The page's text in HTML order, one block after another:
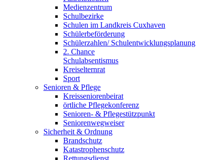
Medienzentrum
Schulbezirke
Schulen im Landkreis Cuxhaven
Schülerbeförderung
Schülerzahlen/ Schulentwicklungsplanung
2. Chance
Schulabsentismus
Kreiselternrat
Sport
Senioren & Pflege
Kreisseniorenbeirat
örtliche Pflegekonferenz
Senioren- & Pflegestützpunkt
Seniorenwegweiser
Sicherheit & Ordnung
Brandschutz
Katastrophenschutz
Rettungsdienst